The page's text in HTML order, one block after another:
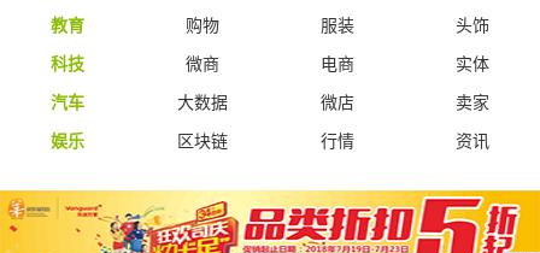
教育
购物 服装
头饰
科技
微商 电商
实体
汽车
大数据 微店
卖家
娱乐
区块链 行情 资讯